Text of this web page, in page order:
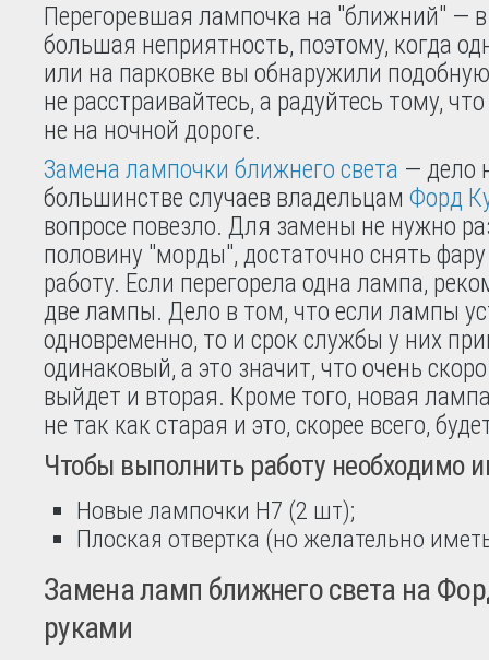
Перегоревшая лампочка на "ближний" — в
большая неприятность, поэтому, когда
или на парковке вы обнаружили
не расстраивайтесь, а радуйтесь тому,
не на ночной дороге.
Замена лампочки ближнего света — дело
большинстве случаев владельцам Форд
вопросе повезло. Для замены не нужно
половину "морды", достаточно снять
работу. Если перегорела одна лампа,
две лампы. Дело в том, что если лампы
одновременно, то и срок службы у них
одинаковый, а это значит, что очень
выйдет и вторая. Кроме того, новая
не так как старая и это, скорее всего,
Чтобы выполнить работу необходимо
Новые лампочки H7 (2 шт);
Плоская отвертка (но желательно
Замена ламп ближнего света на
руками